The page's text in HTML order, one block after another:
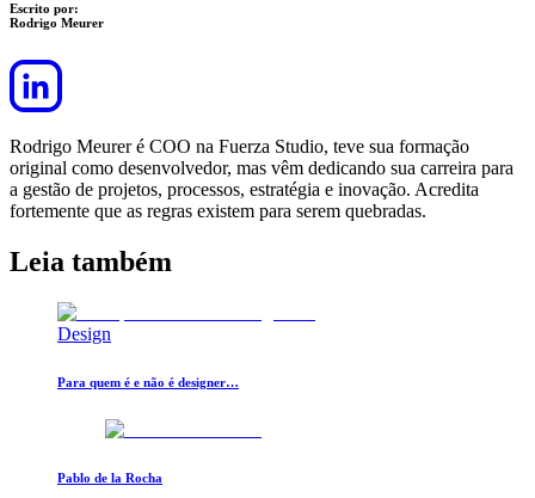
Escrito por:
Rodrigo Meurer
Rodrigo Meurer é COO na Fuerza Studio, teve sua formação
original como desenvolvedor, mas vêm dedicando sua carreira para
a gestão de projetos, processos, estratégia e inovação. Acredita
fortemente que as regras existem para serem quebradas.
Leia também
Design
Para quem é e não é designer…
Pablo de la Rocha